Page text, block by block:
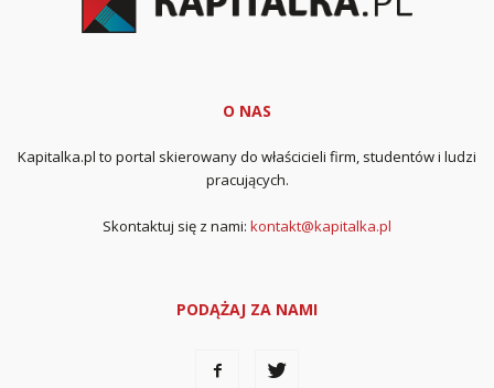
O NAS
Kapitalka.pl to portal skierowany do właścicieli firm, studentów i ludzi
pracujących.
Skontaktuj się z nami: kontakt@kapitalka.pl
PODĄŻAJ ZA NAMI